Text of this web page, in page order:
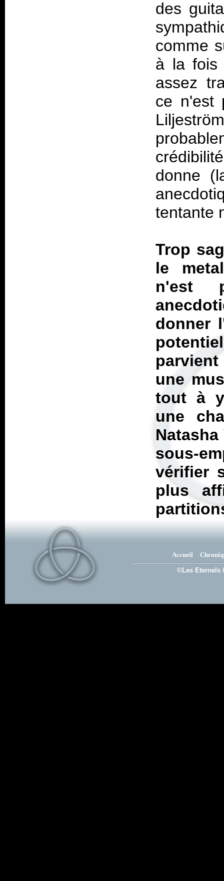
des
comme
à la fois
assez
ce n'est
donne
tentante
Trop
le
n'est
donner
une
tout à y
une
sous-
vérifier
plus
Accueil
©Les Eternels